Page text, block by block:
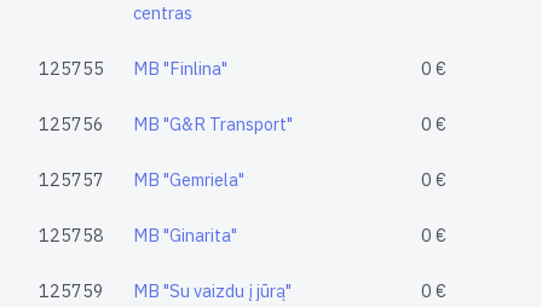
centras
125755 MB "Finlina" 0 €
125756 MB "G&R Transport" 0 €
125757 MB "Gemriela" 0 €
125758 MB "Ginarita" 0 €
125759 MB "Su vaizdu į jūrą" 0 €